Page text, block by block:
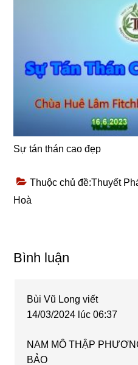
Sự tán thán cao đẹp
Thuộc chủ đề:Thuyết
Hoà
Reader
Bình luận
Bùi Vũ Long viết
14/03/2024 lúc 06:37
NAM MÔ THẬP
BẢO